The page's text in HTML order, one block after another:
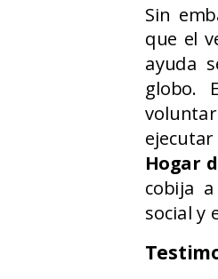
Sin
que el
ayuda
globo.
Hogar
cobija
social y